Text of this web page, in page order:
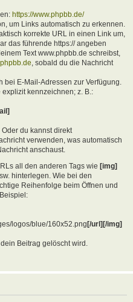
https://www.phpbb.de/
um Links automatisch zu erkennen.
korrekte URL in einen Link um,
das führende https:// angeben
Text www.phpbb.de schreibst,
, sobald du die Nachricht
bei E-Mail-Adressen zur Verfügung.
kennzeichnen; z. B.:
Oder du kannst direkt
verwenden, was automatisch
anschaust.
all den anderen Tags wie [img]
hinterlegen. Wie bei den
Reihenfolge beim Öffnen und
logos/blue/160x52.png[/url][/img]
Beitrag gelöscht wird.